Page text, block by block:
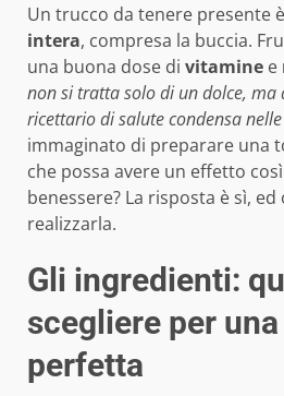
Un trucco da tenere presente è
intera, compresa la buccia.
una buona dose di vitamine e
non si tratta solo di un dolce, ma
ricettario di salute condensa
immaginato di preparare una
che possa avere un effetto
benessere? La risposta è sì,
realizzarla.
Gli ingredienti:
scegliere per
perfetta